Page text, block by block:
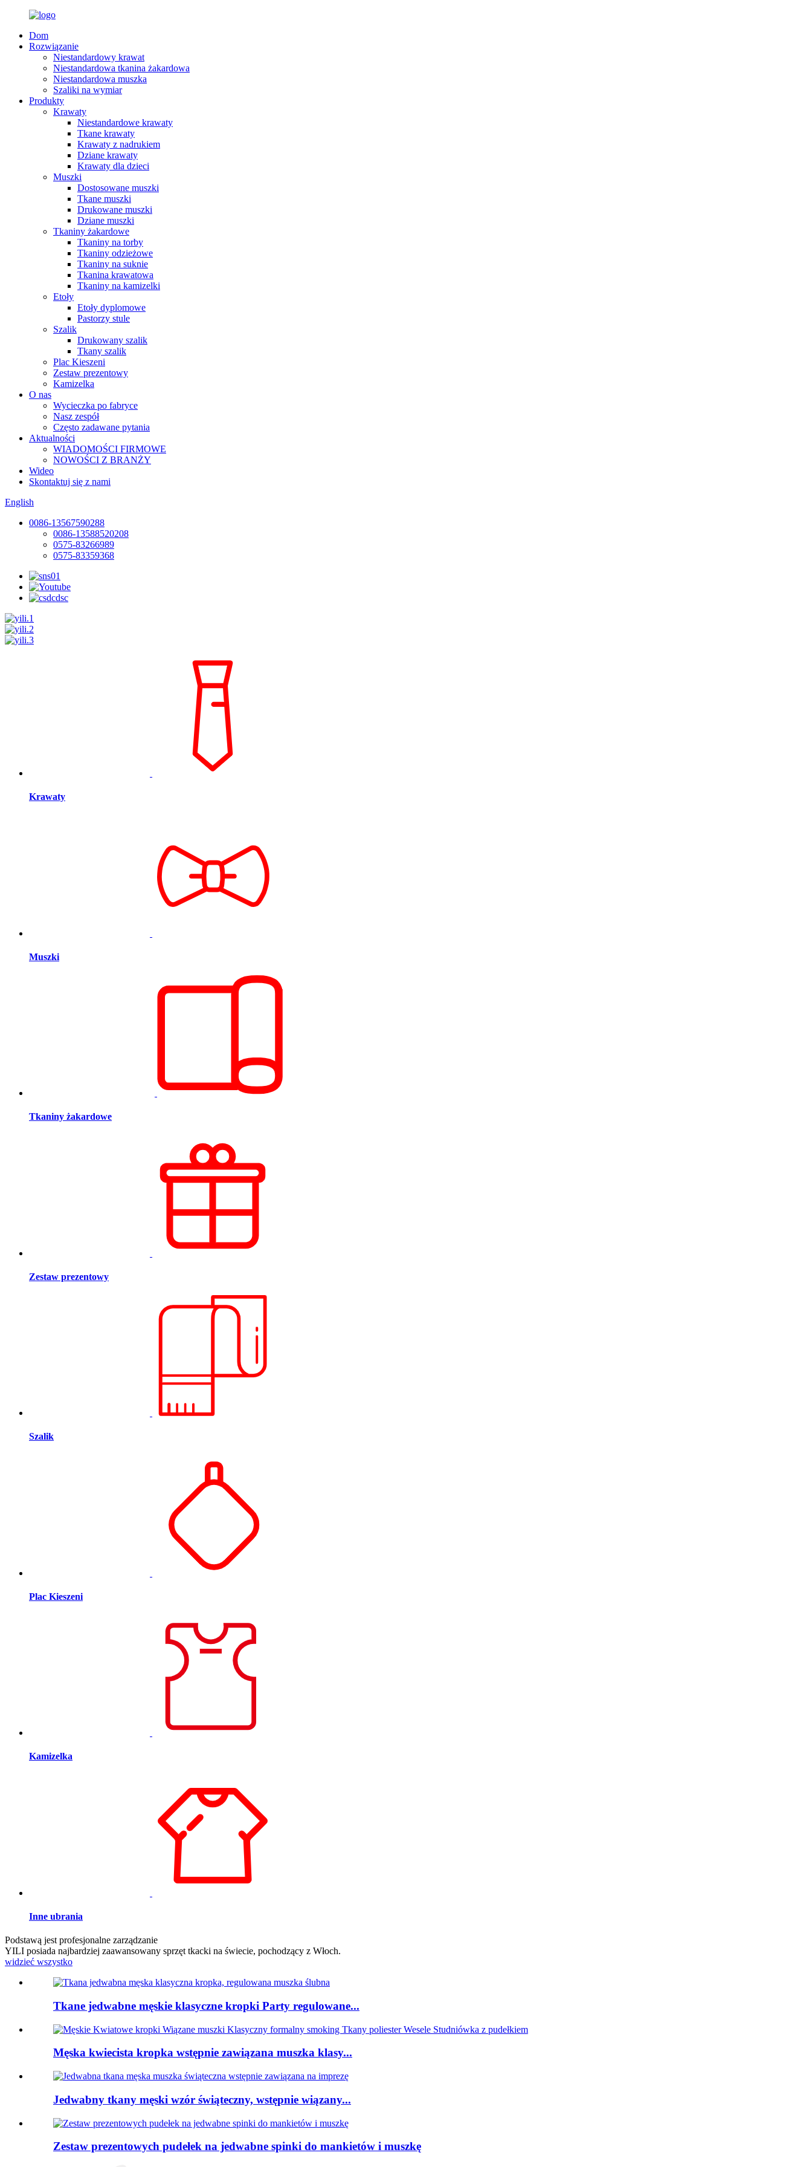
Dom
Rozwiązanie
Niestandardowy krawat
Niestandardowa tkanina żakardowa
Niestandardowa muszka
Szaliki na wymiar
Produkty
Krawaty
Niestandardowe krawaty
Tkane krawaty
Krawaty z nadrukiem
Dziane krawaty
Krawaty dla dzieci
Muszki
Dostosowane muszki
Tkane muszki
Drukowane muszki
Dziane muszki
Tkaniny żakardowe
Tkaniny na torby
Tkaniny odzieżowe
Tkaniny na suknie
Tkanina krawatowa
Tkaniny na kamizelki
Etoły
Etoły dyplomowe
Pastorzy stule
Szalik
Drukowany szalik
Tkany szalik
Plac Kieszeni
Zestaw prezentowy
Kamizelka
O nas
Wycieczka po fabryce
Nasz zespół
Często zadawane pytania
Aktualności
WIADOMOŚCI FIRMOWE
NOWOŚCI Z BRANŻY
Wideo
Skontaktuj się z nami
English
0086-13567590288
0086-13588520208
0575-83266989
0575-83359368
Krawaty
Muszki
Tkaniny żakardowe
Zestaw prezentowy
Szalik
Plac Kieszeni
Kamizelka
Inne ubrania
Podstawą jest profesjonalne zarządzanie
YILI posiada najbardziej zaawansowany sprzęt tkacki na świecie, pochodzący z Włoch.
widzieć wszystko
Tkane jedwabne męskie klasyczne kropki Party regulowane...
Męska kwiecista kropka wstępnie zawiązana muszka klasy...
Jedwabny tkany męski wzór świąteczny, wstępnie wiązany...
Zestaw prezentowych pudełek na jedwabne spinki do mankietów i muszkę